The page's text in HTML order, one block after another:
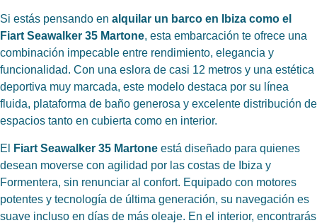
Si estás pensando en alquilar un barco en Ibiza como el
Fiart Seawalker 35 Martone, esta embarcación te ofrece una
combinación impecable entre rendimiento, elegancia y
funcionalidad. Con una eslora de casi 12 metros y una estética
deportiva muy marcada, este modelo destaca por su línea
fluida, plataforma de baño generosa y excelente distribución de
espacios tanto en cubierta como en interior.
El Fiart Seawalker 35 Martone está diseñado para quienes
desean moverse con agilidad por las costas de Ibiza y
Formentera, sin renunciar al confort. Equipado con motores
potentes y tecnología de última generación, su navegación es
suave incluso en días de más oleaje. En el interior, encontrarás